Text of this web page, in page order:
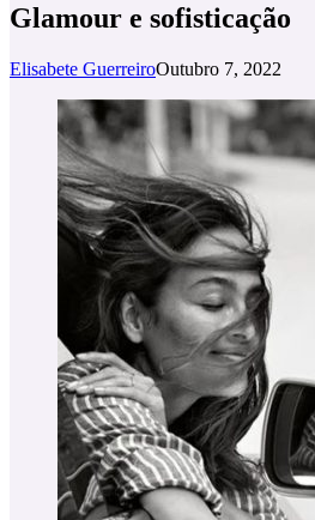
Glamour e sofisticação
Elisabete GuerreiroOutubro 7, 2022